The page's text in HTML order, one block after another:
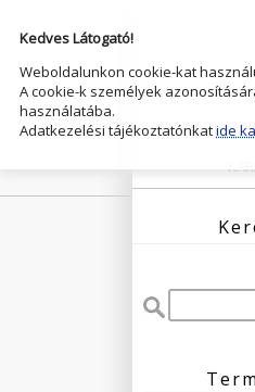
Kedves Látogató!
Weboldalunkon cookie-kat
A cookie-k személyek
használatába.
Adatkezelési tájékoztatónkatide